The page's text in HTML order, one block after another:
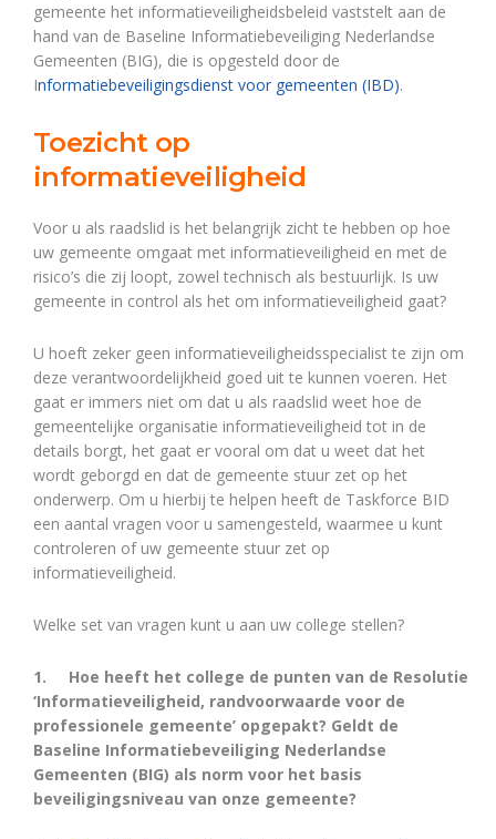
gemeente het informatieveiligheidsbeleid vaststelt aan de
hand van de Baseline Informatiebeveiliging Nederlandse
Gemeenten (BIG), die is opgesteld door de
Informatiebeveiligingsdienst voor gemeenten (IBD).
Toezicht op
informatieveiligheid
Voor u als raadslid is het belangrijk zicht te hebben op hoe
uw gemeente omgaat met informatieveiligheid en met de
risico’s die zij loopt, zowel technisch als bestuurlijk. Is uw
gemeente in control als het om informatieveiligheid gaat?
U hoeft zeker geen informatieveiligheidsspecialist te zijn om
deze verantwoordelijkheid goed uit te kunnen voeren. Het
gaat er immers niet om dat u als raadslid weet hoe de
gemeentelijke organisatie informatieveiligheid tot in de
details borgt, het gaat er vooral om dat u weet dat het
wordt geborgd en dat de gemeente stuur zet op het
onderwerp. Om u hierbij te helpen heeft de Taskforce BID
een aantal vragen voor u samengesteld, waarmee u kunt
controleren of uw gemeente stuur zet op
informatieveiligheid.
Welke set van vragen kunt u aan uw college stellen?
1. Hoe heeft het college de punten van de Resolutie
‘Informatieveiligheid, randvoorwaarde voor de
professionele gemeente’ opgepakt? Geldt de
Baseline Informatiebeveiliging Nederlandse
Gemeenten (BIG) als norm voor het basis
beveiligingsniveau van onze gemeente?